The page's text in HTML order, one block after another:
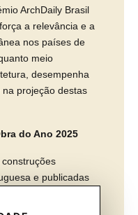
ArchDaily Brasil
a relevância e a
nos países de
meio
desempenha
projeção destas
do Ano 2025
e publicadas
O processo de
permitindo que